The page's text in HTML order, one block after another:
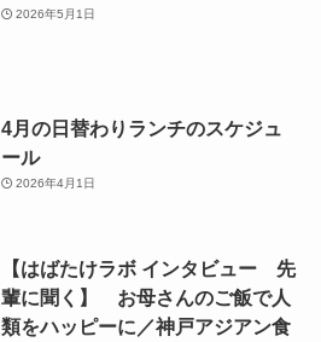
2026年5月1日
4月の日替わりランチのスケジュ
ール
2026年4月1日
【はばたけラボ インタビュー 先
輩に聞く】 お母さんのご飯で人
類をハッピーに／神戸アジアン食